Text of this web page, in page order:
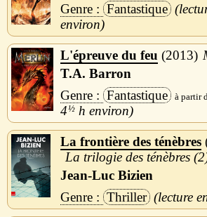
Fantastique
L'épreuve du feu 2013
T.A. Barron
Fantastique
4½ h
La frontière des ténèbres
La trilogie des ténèbres
Jean-Luc Bizien
Thriller